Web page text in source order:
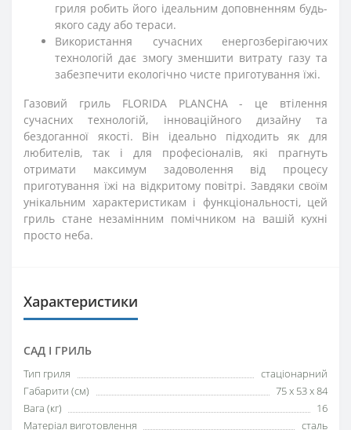
гриля робить його ідеальним доповненням будь-
якого саду або тераси.
Використання сучасних енергозберігаючих
технологій дає змогу зменшити витрату газу та
забезпечити екологічно чисте приготування їжі.
Газовий гриль FLORIDA PLANCHA - це втілення
сучасних технологій, інноваційного дизайну та
бездоганної якості. Він ідеально підходить як для
любителів, так і для професіоналів, які прагнуть
отримати максимум задоволення від процесу
приготування їжі на відкритому повітрі. Завдяки своїм
унікальним характеристикам і функціональності, цей
гриль стане незамінним помічником на вашій кухні
просто неба.
Характеристики
САД І ГРИЛЬ
Тип гриля
стаціонарний
Габарити (см)
75 x 53 x 84
Вага (кг)
16
Матеріал виготовлення
сталь